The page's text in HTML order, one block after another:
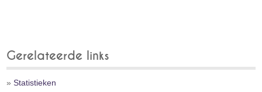
Gerelateerde links
»Statistieken